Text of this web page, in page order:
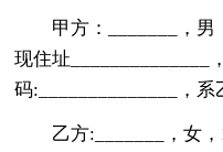
甲方：_______，男
现住址______________
码:______________，系
乙方:_______，女